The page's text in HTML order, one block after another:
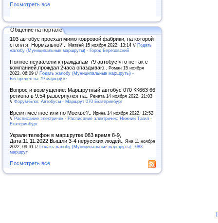
Посмотреть все
Общение на портале
103 автобус проехал мимо ковровой фабрики, на которой
стоял я. Нормально? .. Матвнй 15 ноября 2022, 13:14 // Подать
жалобу (Муниципальные маршруты) - Город Березовский
Полное неуважени к гражданам 79 автобус что не так с
компанией,прождал 2часа опаздываю.. Роман 15 ноября
2022, 06:09 // Подать жалобу (Муниципальные маршруты) -
Беспредел на 79 маршруте
Вопрос и возмущение: Маршрутный автобус 070 КК663 66
региона в 9:54 развернулся на.. Рената 14 ноября 2022, 21:03
// Форум-Блог. Автобусы - Маршрут 070 Екатеринбург
Время местное или по Москве?.. Ирина 14 ноября 2022, 12:52
// Расписание электричек - Расписание электричек: Нижний Тагил -
Екатеринбург
Украли телефон в маршрутке 083 время 8-9,
Дата:11.11.2022 Вышли 3-4 нерусских людей.. Яна 11 ноября
2022, 09:31 // Подать жалобу (Муниципальные маршруты) - 083
маршрут
Посмотреть все